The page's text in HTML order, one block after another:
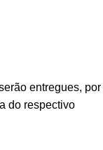
entregues, por
do respectivo